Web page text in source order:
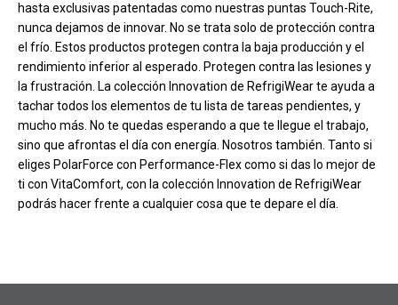
hasta exclusivas patentadas como nuestras puntas Touch-Rite,
nunca dejamos de innovar. No se trata solo de protección contra
el frío. Estos productos protegen contra la baja producción y el
rendimiento inferior al esperado. Protegen contra las lesiones y
la frustración. La colección Innovation de RefrigiWear te ayuda a
tachar todos los elementos de tu lista de tareas pendientes, y
mucho más. No te quedas esperando a que te llegue el trabajo,
sino que afrontas el día con energía. Nosotros también. Tanto si
eliges PolarForce con Performance-Flex como si das lo mejor de
ti con VitaComfort, con la colección Innovation de RefrigiWear
podrás hacer frente a cualquier cosa que te depare el día.